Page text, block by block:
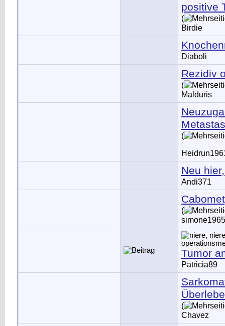
positive
(
Birdie
Diaboli
Rezidiv
(
Malduris
(
Neu
Andi371
(
simone1965
Tumor
Patricia89
(
Chavez